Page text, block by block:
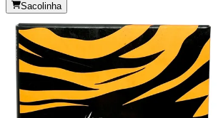
Sacolinha